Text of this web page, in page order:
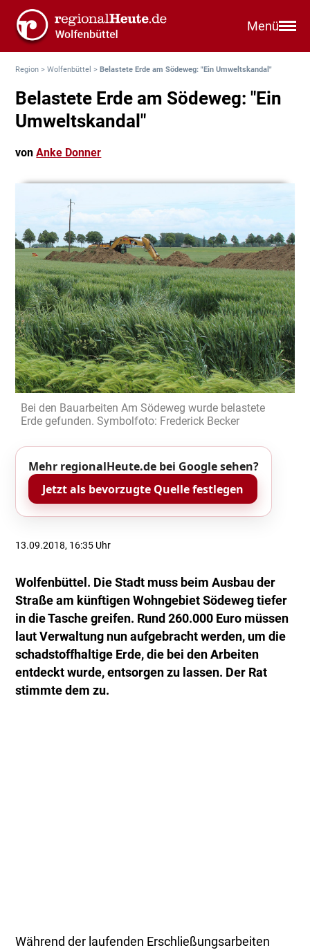
Menü
Region >Wolfenbüttel >Belastete Erde am Södeweg: "Ein Umweltskandal"
Belastete Erde am Södeweg: "Ein
Umweltskandal"
vonAnke Donner
Bei den Bauarbeiten Am Södeweg wurde belastete
Erde gefunden. Symbolfoto: Frederick Becker
Mehr regionalHeute.de bei Google sehen?
Jetzt als bevorzugte Quelle festlegen
13.09.2018, 16:35 Uhr
Wolfenbüttel. Die Stadt muss beim Ausbau der
Straße am künftigen Wohngebiet Södeweg tiefer
in die Tasche greifen. Rund 260.000 Euro müssen
laut Verwaltung nun aufgebracht werden, um die
schadstoffhaltige Erde, die bei den Arbeiten
entdeckt wurde, entsorgen zu lassen. Der Rat
stimmte dem zu.
Während der laufenden Erschließungsarbeiten